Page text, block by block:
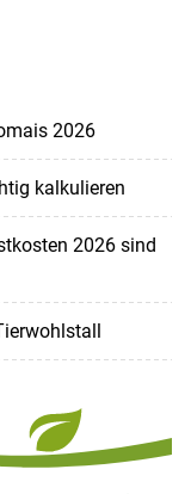
2026
kalkulieren
2026 sind